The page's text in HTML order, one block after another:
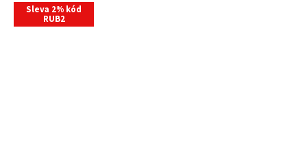
Sleva 2% kód
RUB2